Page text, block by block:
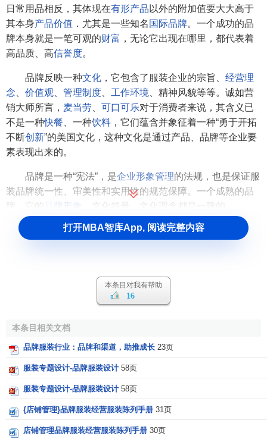
日常用品相反，其体现在有形产品 以外的附加值要大大高于
其本身产品价值 ．尤其是一些知名 国际品牌。一个成功的品
牌本身就是一笔可观的财富 ，无论它出现在哪里，都代表着
高品质、高信誉度。
品牌反映一种文化 ，它包含了服装企业的宗旨、 经营理
念
价值观 管理制度 工作环境 、精神风貌等等。诚如营
销大师所言， 麦当劳 可口可乐对于消费者来说，其含义已
不是一种快餐 、一种饮料 ，它们蕴含并象征着一种“勇于开拓
不断创新”的美国文化，这种文化是通过产品、品牌等企业要
素表现出来的。
品牌是一种“宪法”，是企业形象管理的法规，也是保证服
装品牌统一性、审美性和实用性的规范保障。一个成熟的品
牌，它的
品牌形象 、文化符号、文化理念都是一致的。
面对国门开放后国外品牌纷纷抢滩掠地。我们的民族服
牌将面对一个相对固定的消费群体，并为其提供一种生活方
式。而一个理性的、成熟的消费群将使
的市场氛围．并对民族服装业的发展起到积极的作用。
对于中国的消费者来说，认识品牌，是时尚话题，是一
种品质认定，是一种品味体现．更是一种个人风格和生活方
品牌服装的特征[2]
打开MBA智库App, 阅读完整内容
本条目对我有帮助
16
本条目相关文档
品牌服装行业：品牌和渠道，助推成长 23页
服装专题设计-品牌服装设计 58页
服装专题设计-品牌服装设计 58页
{店铺管理}品牌服装经营服装陈列手册 31页
店铺管理品牌服装经营服装陈列手册 30页